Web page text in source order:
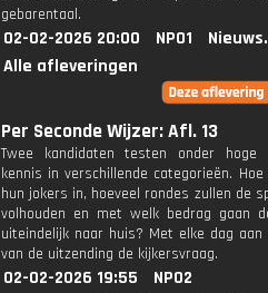
gebarentaal.
02-02-2026 20:00 NPO1
Alle afleveringen
Per Seconde Wijzer: Afl. 13
Twee kandidaten testen onder hoge
kennis in verschillende categorieën.
hun jokers in, hoeveel rondes zullen de
volhouden en met welk bedrag gaan
uiteindelijk naar huis? Met elke dag
van de uitzending de kijkersvraag.
02-02-2026 19:55
NPO2